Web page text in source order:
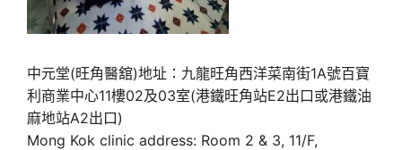
中元堂(旺角醫舘)地址：九龍旺角西洋菜南街1A號百寶
利商業中心11樓02及03室(港鐵旺角站E2出口或港鐵油
麻地站A2出口)
Mong Kok clinic address: Room 2 & 3, 11/F,